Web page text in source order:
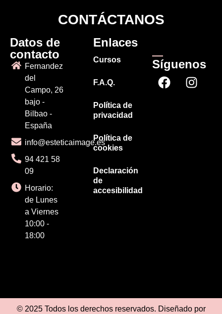
CONTÁCTANOS
Datos de
contacto
Fernandez
del
Campo, 26
bajo -
Bilbao -
España
info@esteticaimage.es
94 421 58
09
Horario:
de Lunes
a Viernes
10:00 -
18:00
Enlaces
Cursos
F.A.Q.
Política de
privacidad
Política de
cookies
Declaración
de
accesibilidad
Síguenos
© 2025 Todos los derechos reservados. Diseñado por